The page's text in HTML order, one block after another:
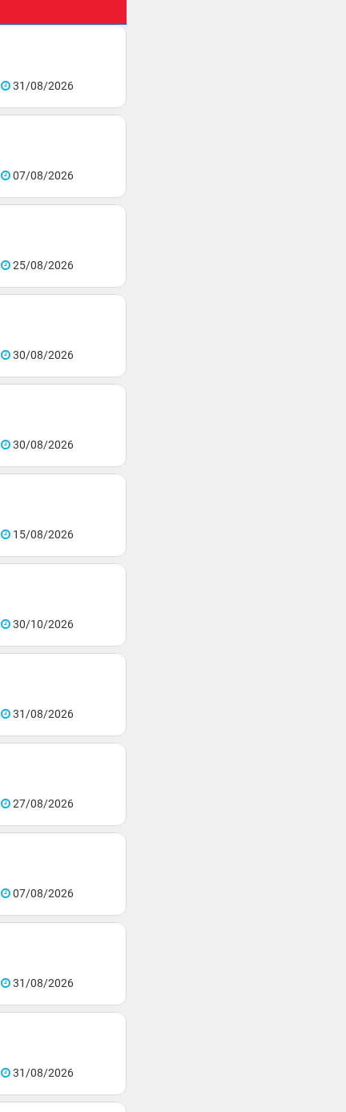
31/08/2026
07/08/2026
25/08/2026
30/08/2026
30/08/2026
15/08/2026
30/10/2026
31/08/2026
27/08/2026
07/08/2026
31/08/2026
31/08/2026